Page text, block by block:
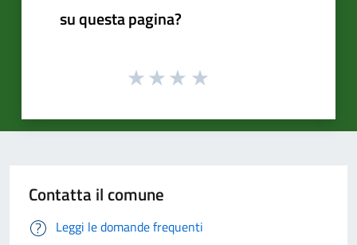
su questa pagina?
Contatta il comune
Leggi le domande frequenti